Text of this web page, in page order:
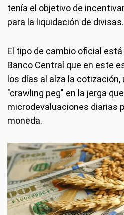
tenía el objetivo de
para la liquidación de divisas.
El tipo de cambio oficial está
Banco Central que en este
los días al alza la
"crawling peg" en la jerga
microdevaluaciones diarias
moneda.